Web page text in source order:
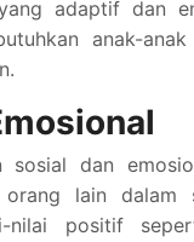
adaptif dan
anak-
sosial dan
lain dalam
nilai positif